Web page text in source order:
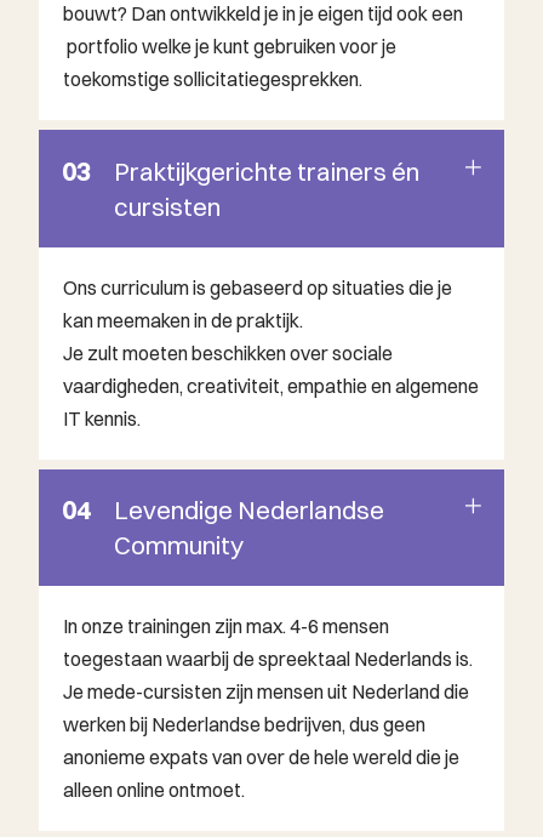
bouwt? Dan ontwikkeld je in je eigen tijd ook een
portfolio welke je kunt gebruiken voor je
toekomstige sollicitatiegesprekken.
03
Praktijkgerichte trainers én
cursisten
Ons curriculum is gebaseerd op situaties die je
kan meemaken in de praktijk.
Je zult moeten beschikken over sociale
vaardigheden, creativiteit, empathie en algemene
IT kennis.
04
Levendige Nederlandse
Community
In onze trainingen zijn max. 4-6 mensen
toegestaan waarbij de spreektaal Nederlands is.
Je mede-cursisten zijn mensen uit Nederland die
werken bij Nederlandse bedrijven, dus geen
anonieme expats van over de hele wereld die je
alleen online ontmoet.